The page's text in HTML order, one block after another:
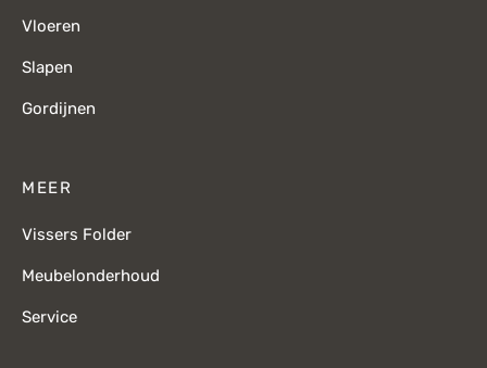
Vloeren
Slapen
Gordijnen
MEER
Vissers Folder
Meubelonderhoud
Service